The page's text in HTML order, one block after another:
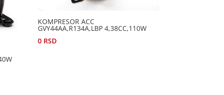
KOMPRESOR ACC
GVY44AA,R134A,LBP 4,38CC,110W
0 RSD